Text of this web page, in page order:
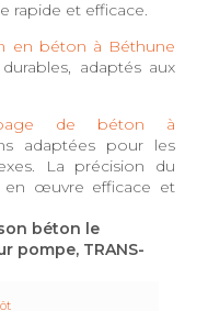
rapide et efficace.
en béton à Béthune
adaptés aux
de béton à
adaptées pour les
La précision du
en œuvre efficace et
béton le
pompe, TRANS-